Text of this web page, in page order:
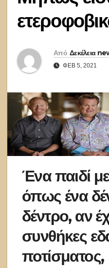
Από Δεκέλεια
ΦΕΒ 5, 2021
Ένα παιδί
όπως ένα
δέντρο, αν
συνθήκες
ποτίσματος,